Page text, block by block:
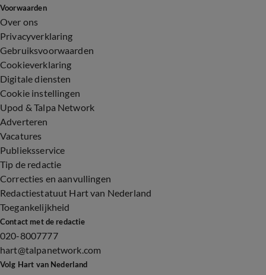
Voorwaarden
Over ons
Privacyverklaring
Gebruiksvoorwaarden
Cookieverklaring
Digitale diensten
Cookie instellingen
Upod & Talpa Network
Adverteren
Vacatures
Publieksservice
Tip de redactie
Correcties en aanvullingen
Redactiestatuut Hart van Nederland
Toegankelijkheid
Contact met de redactie
020-8007777
hart@talpanetwork.com
Volg Hart van Nederland